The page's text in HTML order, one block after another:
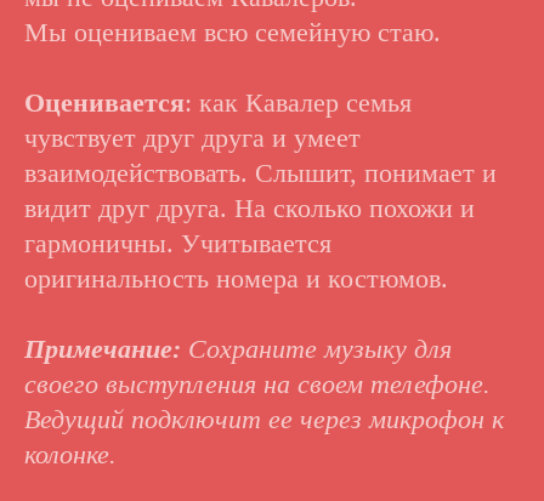
Мы оцениваем всю семейную стаю.
Оценивается: как Кавалер семья
чувствует друг друга и умеет
взаимодействовать. Слышит, понимает и
видит друг друга. На сколько похожи и
гармоничны. Учитывается
оригинальность номера и костюмов.
Примечание: Сохраните музыку для
своего выступления на своем телефоне.
Ведущий подключит ее через микрофон к
колонке.